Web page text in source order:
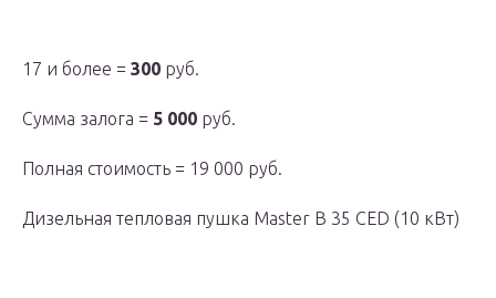
17 и более = 300 руб.
Сумма залога = 5 000 руб.
Полная стоимость = 19 000 руб.
Дизельная тепловая пушка Master B 35 CED (10 кВт)